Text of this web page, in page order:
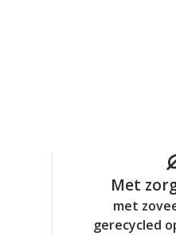
Met
met
gerecycled